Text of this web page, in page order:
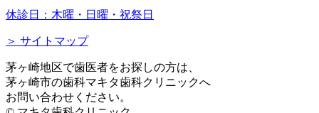
休診日：木曜・日曜・祝祭日
＞ サイトマップ
茅ヶ崎地区で歯医者をお探しの方は、
茅ヶ崎市の歯科マキタ歯科クリニックへ
お問い合わせください。